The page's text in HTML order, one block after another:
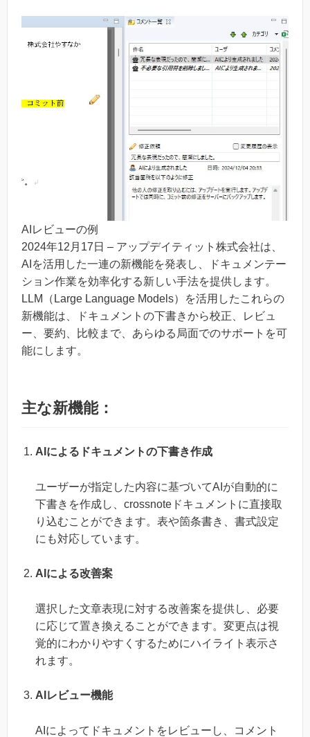
AIレビューの例
2024年12月17日 – アップデイティット株式会社は、
AIを活用した一連の新機能を発表し、ドキュメンテー
ション作業を効率化する新しい手法を提供します。
LLM（Large Language Models）を活用したこれらの
新機能は、ドキュメントの下書きから校正、レビュ
ー、要約、比較まで、あらゆる局面でのサポートを可
能にします。
主な新機能：
AIによるドキュメントの下書き作成
ユーザーが指定した内容に基づいてAIが自動的に
下書きを作成し、crossnoteドキュメントに直接取
り込むことができます。表や箇条書き、書式設定
にも対応しています。
AIによる改善案
選択した文章表現に対する改善案を提供し、必要
に応じて置き換えることができます。変更点は視
覚的にわかりやすくするためにハイライト表示さ
れます。
AIレビュー機能
AIによってドキュメントをレビューし、コメント